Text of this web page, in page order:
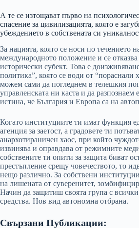
А те се изтощават първо на
спасение за цивилизацията, която е
убеждението в собствената си
За нацията, която се носи по течението
международното положение и се отказва
исторически субект. Това е
политика”, която се води от “пораснали
можем сами да погледнем в телешкия
управленската ни каста и да разпознаем
истина, че България и Европа са на
Когато институциите ти имат функция
агенция за заетост, а градовете ти
анархотираничен хаос, при който
извинява и оправдава от режимните
собствените ти опити за защита биват
престъпление срещу човечеството, то
нещо различно. За собствени
на лишената от суверенитет,
Начин да защитиш своята група с
средства. Нов вид автономна отбрана.
Свързани Публикации: